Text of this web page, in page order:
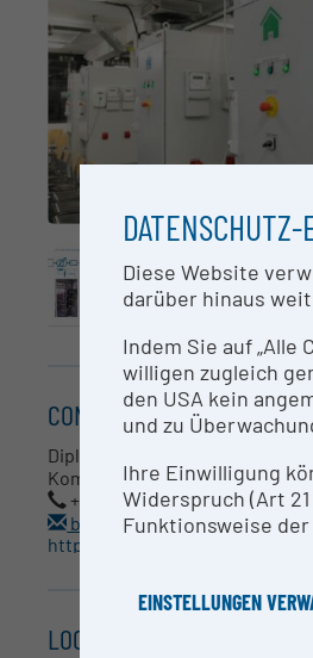
CONTACT
Dipl.-Ing. Bernhard Grasel BSc.
Kompetenzfeld Renewable
+43 1 333 40 77 - 5105
https://www.technikum-wien.at
LOCATION
Diese Website
darüber hinaus
Indem Sie auf
willigen zugleich
den USA kein
und zu
Ihre Einwilligung
Widerspruch (Art
Funktionsweise
EINSTELLUNGEN